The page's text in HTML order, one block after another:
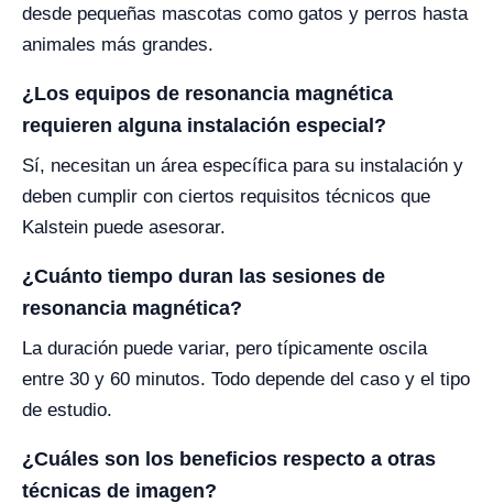
desde pequeñas mascotas como gatos y perros hasta
animales más grandes.
¿Los equipos de resonancia magnética
requieren alguna instalación especial?
Sí, necesitan un área específica para su instalación y
deben cumplir con ciertos requisitos técnicos que
Kalstein puede asesorar.
¿Cuánto tiempo duran las sesiones de
resonancia magnética?
La duración puede variar, pero típicamente oscila
entre 30 y 60 minutos. Todo depende del caso y el tipo
de estudio.
¿Cuáles son los beneficios respecto a otras
técnicas de imagen?